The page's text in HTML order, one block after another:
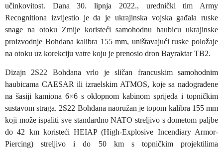
učinkovitost. Dana 30. lipnja 2022., urednički tim Army
Recognitiona izvijestio je da je ukrajinska vojska gađala ruske
snage na otoku Zmije koristeći samohodnu haubicu ukrajinske
proizvodnje Bohdana kalibra 155 mm, uništavajući ruske položaje
na otoku uz korekciju vatre koju je prenosio dron Bayraktar TB2.
Dizajn 2S22 Bohdana vrlo je sličan francuskim samohodnim
haubicama CAESAR ili izraelskim ATMOS, koje sa nadograđene
na šasiji kamiona 6×6 s oklopnom kabinom sprijeda i topničkim
sustavom straga. 2S22 Bohdana naoružan je topom kalibra 155 mm
koji može ispaliti sve standardno NATO streljivo s dometom paljbe
do 42 km koristeći HEIAP (High-Explosive Incendiary Armor-
Piercing) streljivo i do 50 km s topničkim projektilima